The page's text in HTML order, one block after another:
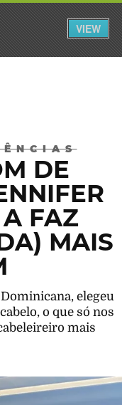
VIEW
INICIAR SESSÃO
DE
FAZ
MAIS
elegeu
o que só nos
mais